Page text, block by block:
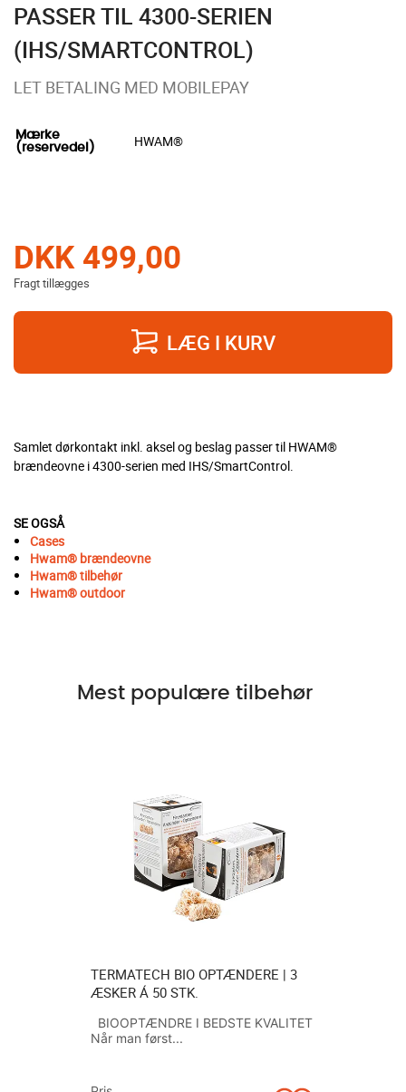
PASSER TIL 4300-SERIEN
(IHS/SMARTCONTROL)
LET BETALING MED MOBILEPAY
DKK 499,00
Fragt tillægges
LÆG I KURV
Mærke
(reservedel)
HWAM®
Samlet dørkontakt inkl. aksel og beslag passer til HWAM®
brændeovne i 4300-serien med IHS/SmartControl.
SE OGSÅ
Cases
Hwam® brændeovne
Hwam®tilbehør
Hwam®outdoor
Mest populære tilbehør
TERMATECH BIO OPTÆNDERE | 3
ÆSKER Á 50 STK.
BIOOPTÆNDRE I BEDSTE KVALITET
Når man først...